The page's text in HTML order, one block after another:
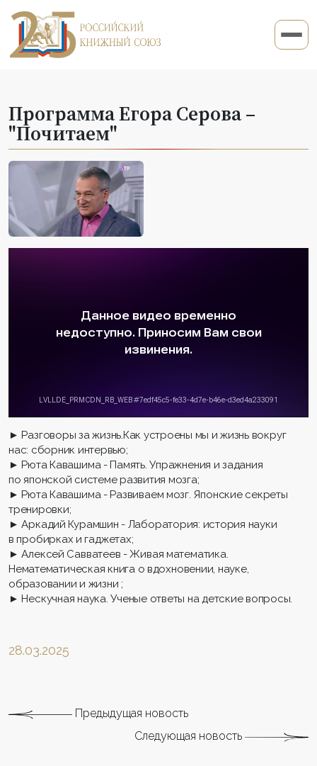
Программа Егора Серова –
"Почитаем"
► Разговоры за жизнь.Как устроены мы и жизнь вокруг
нас: сборник интервью;
► Рюта Кавашима - Память. Упражнения и задания
по японской системе развития мозга;
► Рюта Кавашима - Развиваем мозг. Японские секреты
тренировки;
► Аркадий Курамшин - Лаборатория: история науки
в пробирках и гаджетах;
► Алексей Савватеев - Живая математика.
Нематематическая книга о вдохновении, науке,
образовании и жизни ;
► Нескучная наука. Ученые ответы на детские вопросы.
28.03.2025
Предыдущая новость
Следующая новость